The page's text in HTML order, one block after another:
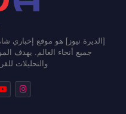
[الديرة نيوز] هو موقع إخباري
جميع أنحاء العالم. يهدف
والتحليلات